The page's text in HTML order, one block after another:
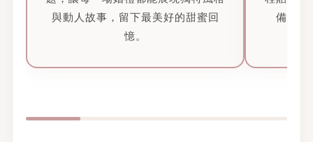
與動人故事，留下最美好的甜蜜回
憶。
備的美